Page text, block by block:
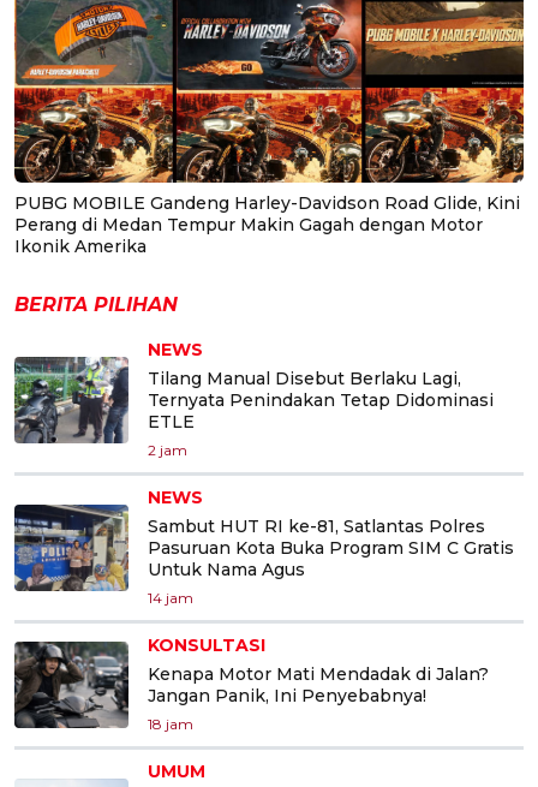
PUBG MOBILE Gandeng Harley-Davidson Road Glide, Kini
Perang di Medan Tempur Makin Gagah dengan Motor
Ikonik Amerika
BERITA PILIHAN
NEWS
Tilang Manual Disebut Berlaku Lagi,
Ternyata Penindakan Tetap Didominasi
ETLE
2 jam
NEWS
Sambut HUT RI ke-81, Satlantas Polres
Pasuruan Kota Buka Program SIM C Gratis
Untuk Nama Agus
14 jam
KONSULTASI
Kenapa Motor Mati Mendadak di Jalan?
Jangan Panik, Ini Penyebabnya!
18 jam
UMUM